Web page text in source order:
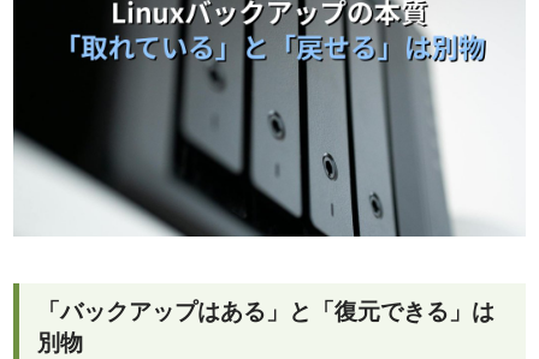
「バックアップはある」と「復元できる」は
別物